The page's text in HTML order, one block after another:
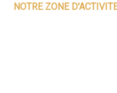
NOTRE ZONE